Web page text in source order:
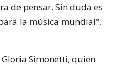
de pensar. Sin duda es
la música mundial”,
Simonetti, quien